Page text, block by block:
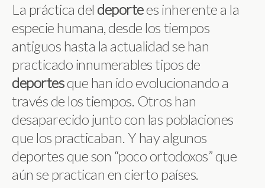
La práctica deldeportees inherente a la
especie humana, desde los tiempos
antiguos hasta la actualidad se han
practicado innumerables tipos de
deportesque han ido evolucionando a
través de los tiempos. Otros han
desaparecido junto con las poblaciones
que los practicaban. Y hay algunos
deportes que son “poco ortodoxos” que
aún se practican en cierto países.